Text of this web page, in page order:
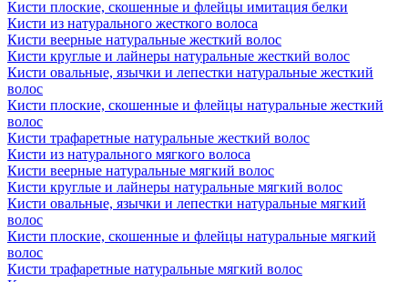
Кисти плоские, скошенные и флейцы имитация белки
Кисти из натурального жесткого волоса
Кисти веерные натуральные жесткий волос
Кисти круглые и лайнеры натуральные жесткий волос
Кисти овальные, язычки и лепестки натуральные жесткий
волос
Кисти плоские, скошенные и флейцы натуральные жесткий
волос
Кисти трафаретные натуральные жесткий волос
Кисти из натурального мягкого волоса
Кисти веерные натуральные мягкий волос
Кисти круглые и лайнеры натуральные мягкий волос
Кисти овальные, язычки и лепестки натуральные мягкий
волос
Кисти плоские, скошенные и флейцы натуральные мягкий
волос
Кисти трафаретные натуральные мягкий волос